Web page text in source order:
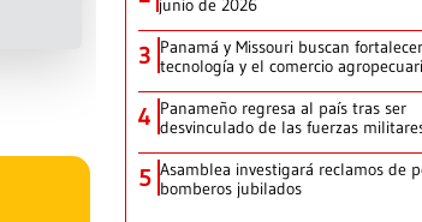
3 Panamá y Missouri buscan
tecnología y el comercio
4 Panameño regresa al país tras ser
desvinculado de las fuerzas
5 Asamblea investigará reclamos de
bomberos jubilados